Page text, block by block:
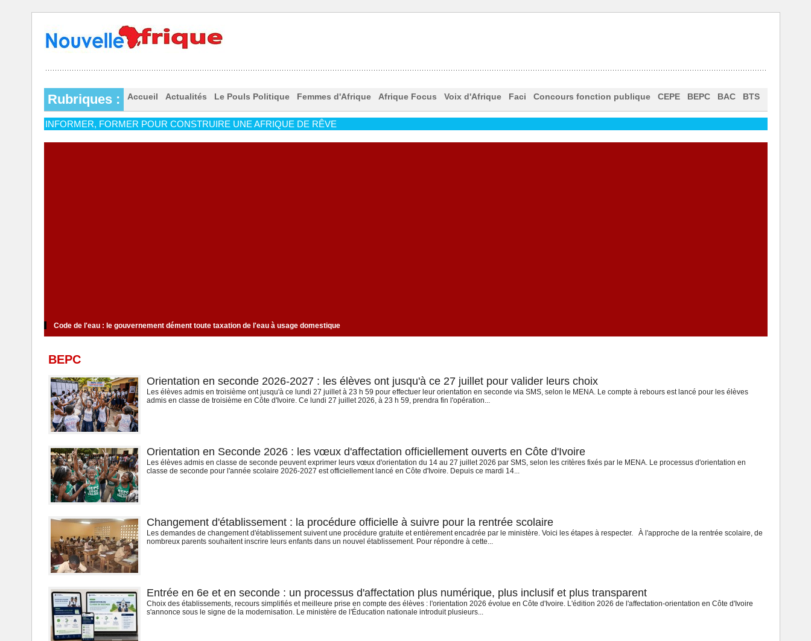
Rubriques : Accueil Actualités Le Pouls Politique Femmes d'Afrique Afrique Focus Voix d'Afrique Faci Concours fonction publique CEPE BEPC BAC BTS
INFORMER, FORMER POUR CONSTRUIRE UNE AFRIQUE DE RÊVE
les Ivoiriens Code de l'eau : le gouvernement dément toute taxation de l'eau à usage domestique
BEPC
Orientation en seconde 2026-2027 : les élèves ont jusqu'à ce 27 juillet pour valider leurs choix
Les élèves admis en troisième ont jusqu'à ce lundi 27 juillet à 23 h 59 pour effectuer leur orientation en seconde via SMS, selon le MENA. Le compte à rebours est lancé pour les élèves
admis en classe de troisième en Côte d'Ivoire. Ce lundi 27 juillet 2026, à 23 h 59, prendra fin l'opération...
Orientation en Seconde 2026 : les vœux d'affectation officiellement ouverts en Côte d'Ivoire
Les élèves admis en classe de seconde peuvent exprimer leurs vœux d'orientation du 14 au 27 juillet 2026 par SMS, selon les critères fixés par le MENA. Le processus d'orientation en
classe de seconde pour l'année scolaire 2026-2027 est officiellement lancé en Côte d'Ivoire. Depuis ce mardi 14...
Changement d'établissement : la procédure officielle à suivre pour la rentrée scolaire
Les demandes de changement d'établissement suivent une procédure gratuite et entièrement encadrée par le ministère. Voici les étapes à respecter. À l'approche de la rentrée scolaire, de
nombreux parents souhaitent inscrire leurs enfants dans un nouvel établissement. Pour répondre à cette...
Entrée en 6e et en seconde : un processus d'affectation plus numérique, plus inclusif et plus transparent
Choix des établissements, recours simplifiés et meilleure prise en compte des élèves : l'orientation 2026 évolue en Côte d'Ivoire. L'édition 2026 de l'affectation-orientation en Côte d'Ivoire
s'annonce sous le signe de la modernisation. Le ministère de l'Éducation nationale introduit plusieurs...